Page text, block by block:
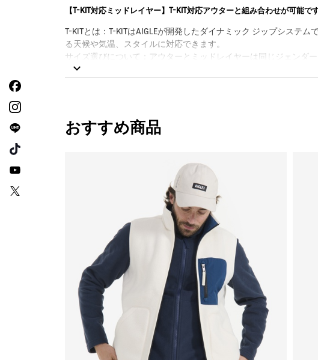
【T-KIT対応ミッドレイヤー】T-KIT対応アウターと組み合わせが可能です
T-KITとは：T-KITはAIGLEが開発したダイナミック ジップシステ
る天候や気温、スタイルに対応できます。
サイズ選びについて：アウターとミッドレイヤーは同じジェンダ
おすすめ商品